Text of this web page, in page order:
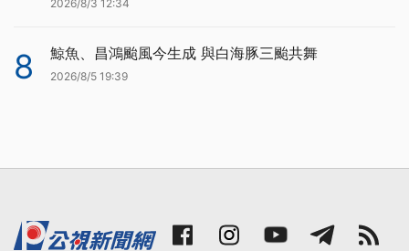
2026/8/3 12:34
8 鯨魚、昌鴻颱風今生成 與白海豚三颱共舞
2026/8/5 19:39